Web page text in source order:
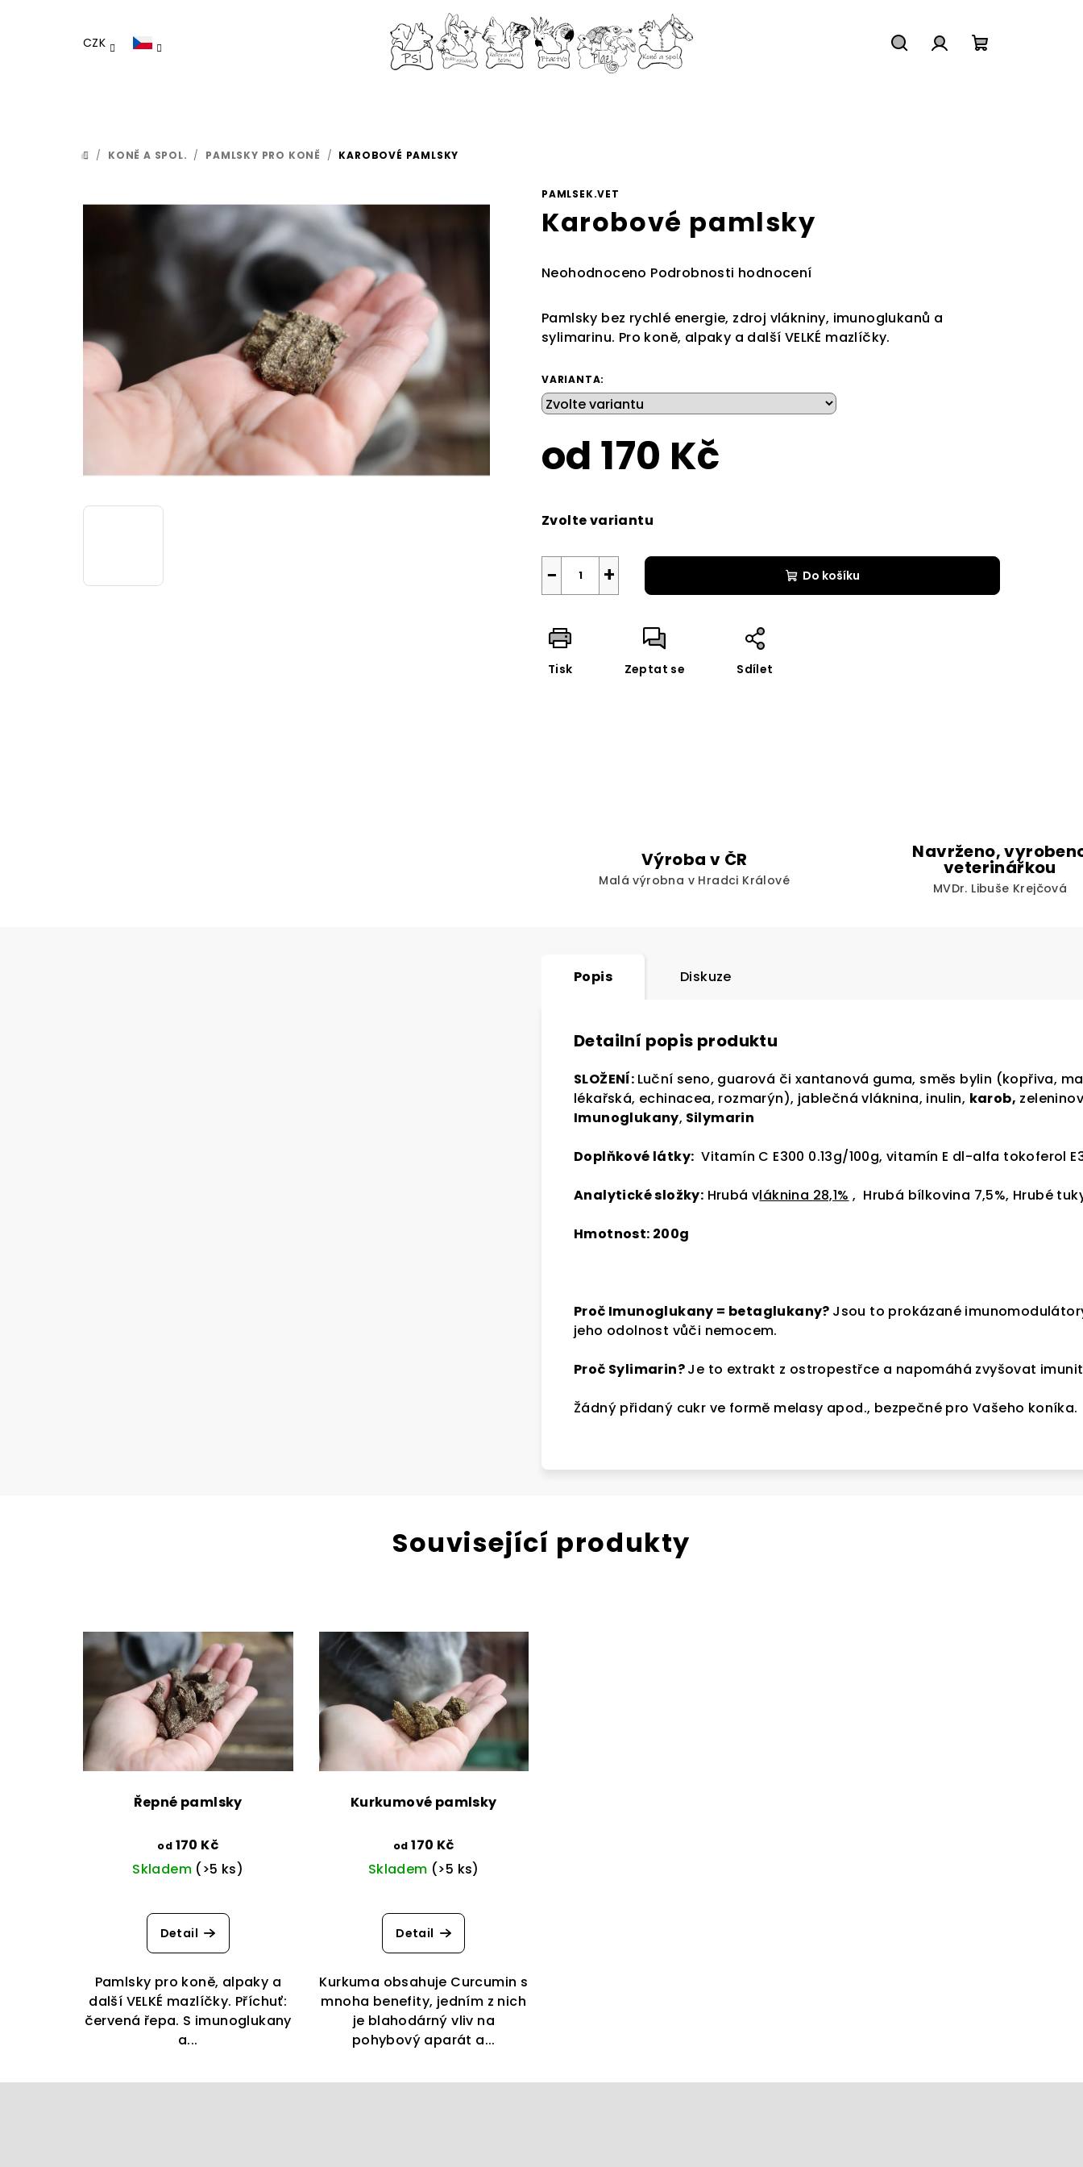
CZK
DOMŮ
/ KONĚ A SPOL. / PAMLSKY PRO KONĚ / KAROBOVÉ PAMLSKY
PAMLSEK.VET
Karobové pamlsky
Průměrné
produktu
0,0
5
hvězdiček.
Neohodnoceno Podrobnosti hodnocení
Pamlsky bez rychlé energie, zdroj vlákniny, imunoglukanů a
sylimarinu. Pro koně, alpaky a další VELKÉ mazlíčky.
VARIANTA:
od 170 Kč
cena:
Zvolte variantu
+
− Do košíku
Tisk Zeptat se Sdílet
Výroba v ČR
Malá výrobna v Hradci Králové
Navrženo,
veterinářkou
MVDr. Libuše Krejčová
Popis Diskuze
Detailní popis produktu
SLOŽENÍ: Luční seno, guarová či xantanová guma, směs bylin (kopřiva,
lékařská, echinacea, rozmarýn), jablečná vláknina, inulin, karob,
Imunoglukany, Silymarin
Doplňkové látky: Vitamín C E300 0.13g/100g, vitamín E dl-alfa tokoferol
Analytické složky: Hrubá vláknina 28,1% , Hrubá bílkovina 7,5%, Hrubé
Hmotnost: 200g
Proč Imunoglukany = betaglukany? Jsou to prokázané
jeho odolnost vůči nemocem.
Proč Sylimarin?Je to extrakt z ostropestřce a napomáhá zvyšovat
Žádný přidaný cukr ve formě melasy apod., bezpečné pro Vašeho koníka.
Související produkty
Řepné pamlsky
od 170 Kč
Skladem (>5 ks)
Detail
Pamlsky pro koně, alpaky a
další VELKÉ mazlíčky. Příchuť:
červená řepa. S imunoglukany
a...
Kurkumové pamlsky
od 170 Kč
Skladem (>5 ks)
Detail
Kurkuma obsahuje Curcumin s
mnoha benefity, jedním z nich
je blahodárný vliv na
pohybový aparát a...